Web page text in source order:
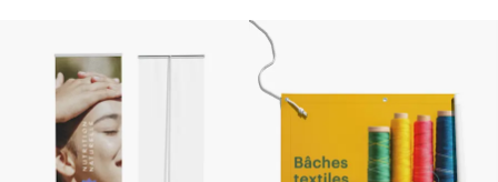
Nouvelles options